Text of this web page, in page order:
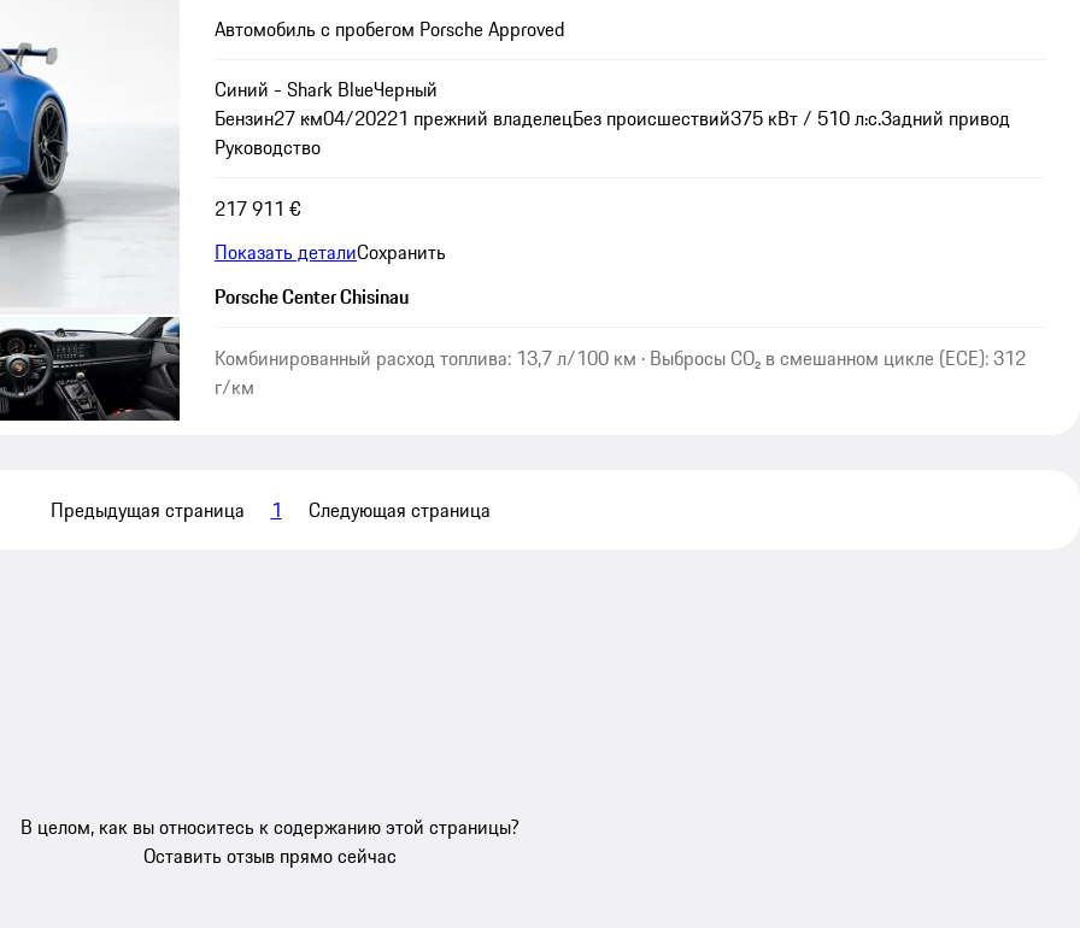
Автомобиль с пробегом Porsche Approved
Синий - Shark BlueЧерный
Бензин27 км04/20221 прежний владелецБез происшествий375 кВт / 510 л.с.Задний привод
Руководство
217 911 €
Показать деталиСохранить
Porsche Center Chisinau
Комбинированный расход топлива: 13,7 л/100 км · Выбросы CO₂ в смешанном цикле (ECE): 312
г/км
Предыдущая страница 1 Следующая страница
В целом, как вы относитесь к содержанию этой страницы?
Оставить отзыв прямо сейчас